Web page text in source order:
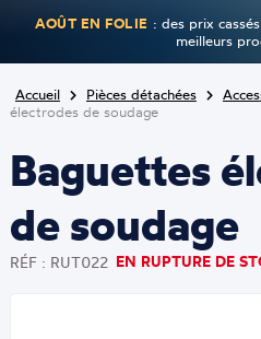
AOÛT EN FOLIE : des prix
meilleurs
Accueil Pièces détachées
électrodes de soudage
Baguettes
de soudage
RÉF : RUT022 EN RUPTURE DE